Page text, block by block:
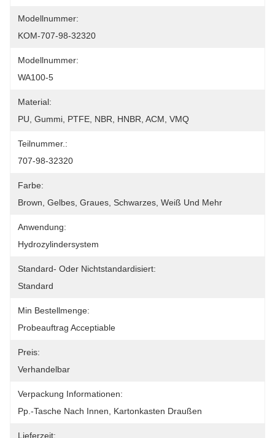
Modellnummer:
KOM-707-98-32320
Modellnummer:
WA100-5
Material:
PU, Gummi, PTFE, NBR, HNBR, ACM, VMQ
Teilnummer.:
707-98-32320
Farbe:
Brown, Gelbes, Graues, Schwarzes, Weiß Und Mehr
Anwendung:
Hydrozylindersystem
Standard- Oder Nichtstandardisiert:
Standard
Min Bestellmenge:
Probeauftrag Acceptiable
Preis:
Verhandelbar
Verpackung Informationen:
Pp.-Tasche Nach Innen, Kartonkasten Draußen
Lieferzeit: